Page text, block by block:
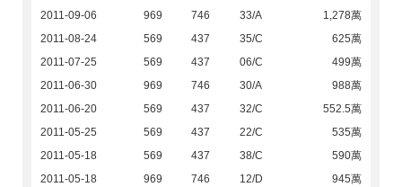
2011-09-06
969 746 33/A
1,278萬
2011-08-24
569 437 35/C
625萬
2011-07-25
569 437 06/C
499萬
2011-06-30
969 746 30/A
988萬
2011-06-20
569 437 32/C
552.5萬
2011-05-25
569 437 22/C
535萬
2011-05-18
569 437 38/C
590萬
2011-05-18
969 746 12/D
945萬